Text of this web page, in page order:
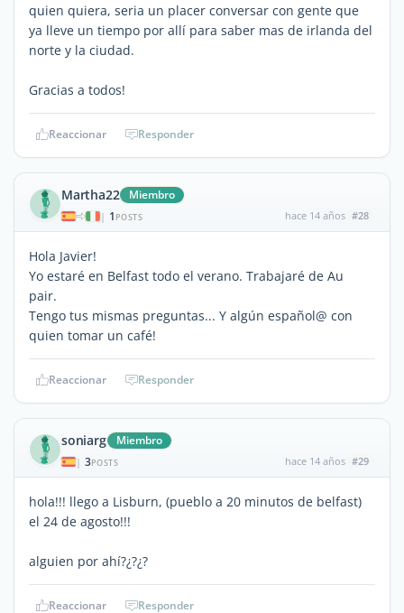
quien quiera, seria un placer conversar con gente que
ya lleve un tiempo por allí para saber mas de irlanda del
norte y la ciudad.
Gracias a todos!
Reaccionar Responder
Martha22 Miembro
| 1 POSTS hace 14 años #28
Hola Javier!
Yo estaré en Belfast todo el verano. Trabajaré de Au
pair.
Tengo tus mismas preguntas... Y algún español@ con
quien tomar un café!
Reaccionar Responder
soniarg Miembro
| 3POSTS hace 14 años #29
hola!!! llego a Lisburn, (pueblo a 20 minutos de belfast)
el 24 de agosto!!!
alguien por ahí?¿?¿?
Reaccionar Responder